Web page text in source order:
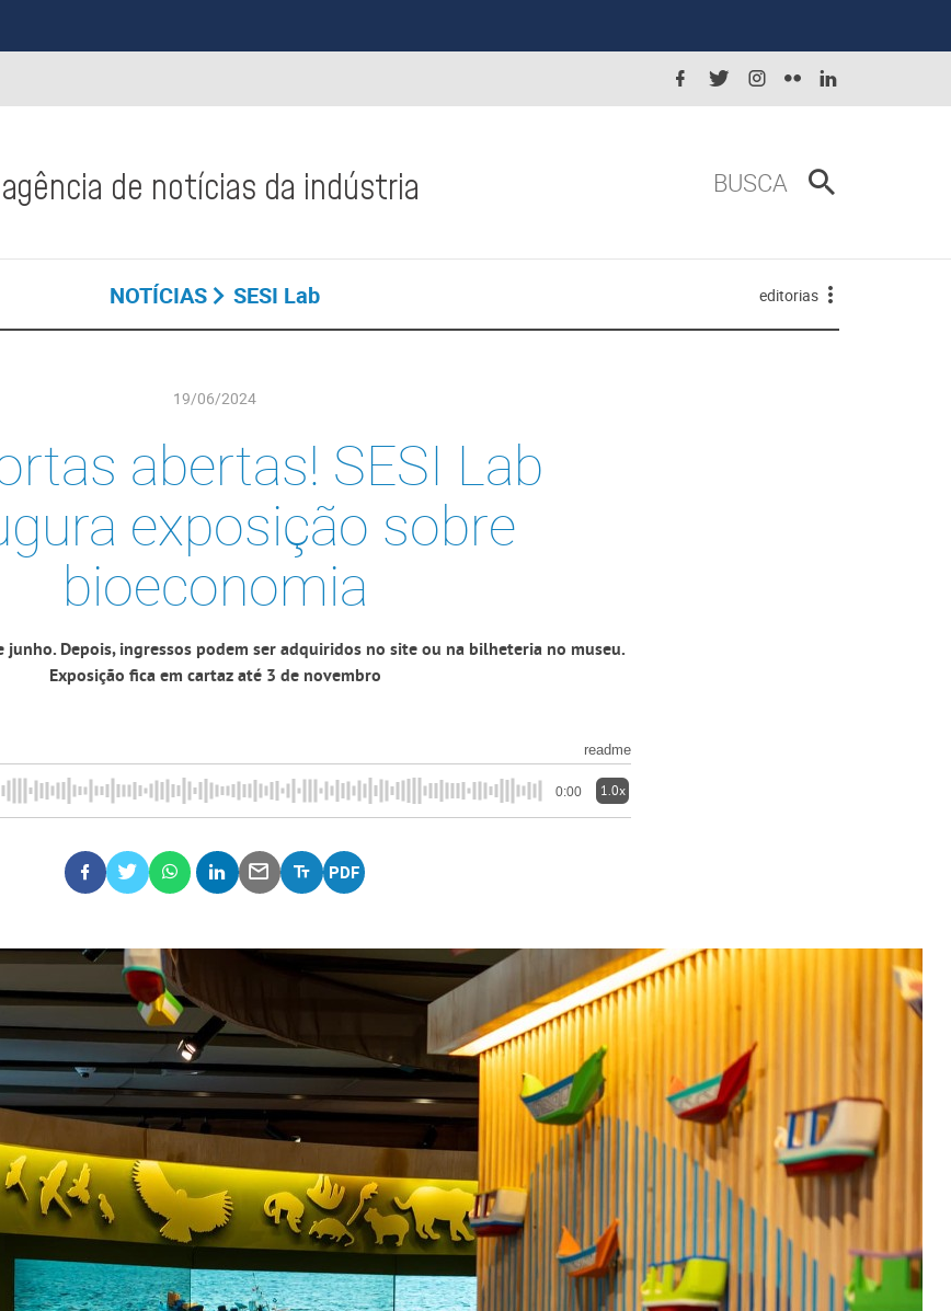
agência de notícias da indústria BUSCA
NOTÍCIAS SESI Lab editorias
19/06/2024
abertas! SESI Lab
exposição sobre
bioeconomia
junho. Depois, ingressos podem ser adquiridos no site ou na bilheteria no museu.
Exposição fica em cartaz até 3 de novembro
readme
0:00 1.0x